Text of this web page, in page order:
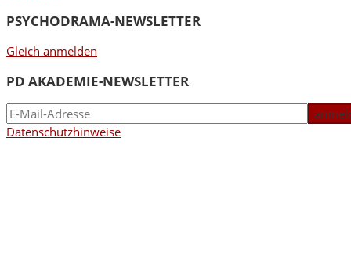
PSYCHODRAMA-NEWSLETTER
Gleich anmelden
PD AKADEMIE-NEWSLETTER
Datenschutzhinweise